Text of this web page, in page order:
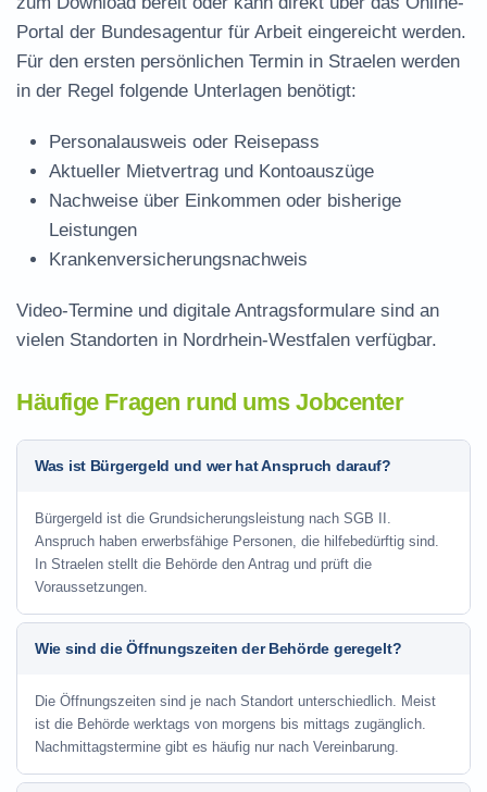
Portal der Bundesagentur für Arbeit eingereicht werden.
Für den ersten persönlichen Termin in Straelen werden
in der Regel folgende Unterlagen benötigt:
Personalausweis oder Reisepass
Aktueller Mietvertrag und Kontoauszüge
Nachweise über Einkommen oder bisherige
Leistungen
Krankenversicherungsnachweis
Video-Termine und digitale Antragsformulare sind an
vielen Standorten in Nordrhein-Westfalen verfügbar.
Häufige Fragen rund ums Jobcenter
Was ist Bürgergeld und wer hat Anspruch darauf?
Bürgergeld ist die Grundsicherungsleistung nach SGB II.
Anspruch haben erwerbsfähige Personen, die hilfebedürftig sind.
In Straelen stellt die Behörde den Antrag und prüft die
Voraussetzungen.
Wie sind die Öffnungszeiten der Behörde geregelt?
Die Öffnungszeiten sind je nach Standort unterschiedlich. Meist
ist die Behörde werktags von morgens bis mittags zugänglich.
Nachmittagstermine gibt es häufig nur nach Vereinbarung.